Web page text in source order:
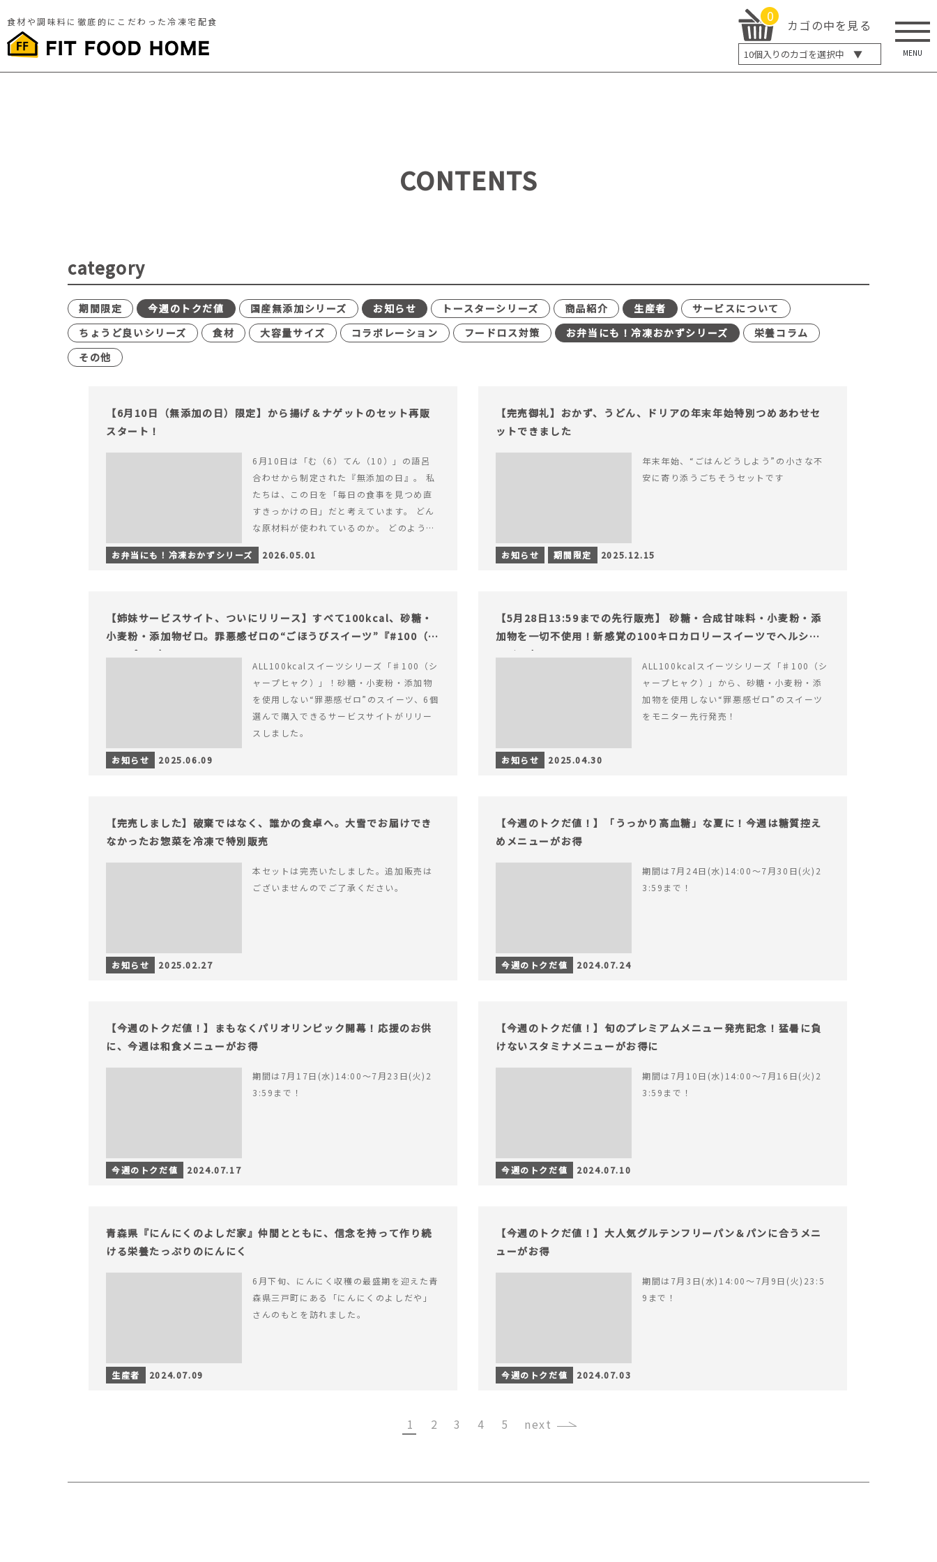
食材や調味料に徹底的にこだわった冷凍宅配食 0
カゴの中を見る
10個入りのカゴを選択中 ▼
5個入り
MENU
CONTENTS
category
期間限定 今週のトクだ値 国産無添加シリーズ お知らせ トースターシリーズ 商品紹介 生産者
サービスについて
ちょうど良いシリーズ
食材 大容量サイズ コラボレーション フードロス対策 お弁当にも！冷凍おかずシリーズ
栄養コラム
その他
【6月10日（無添加の日）限定】から揚げ＆ナゲットのセット再販
スタート！
6月10日は「む（6）てん（10）」の語呂
合わせから制定された『無添加の日』。 私
たちは、この日を「毎日の食事を見つめ直
すきっかけの日」だと考えています。 どん
な原材料が使われているのか。 どのように
つくられているのか。&hellip; 続きを読む
【6月10日（無添加の日）限定】から揚げ
お弁当にも！冷凍おかずシリーズ 2026.05.01
【完売御礼】おかず、うどん、ドリアの年末年始特別つめあわせセ
ットできました
年末年始、“ごはんどうしよう”の小さな不
安に寄り添うごちそうセットです
お知らせ 期間限定 2025.12.15
【姉妹サービスサイト、ついにリリース】すべて100kcal、砂糖・
小麦粉・添加物ゼロ。罪悪感ゼロの“ごほうびスイーツ”『#100（シ
ャープ100）』
ALL100kcalスイーツシリーズ「♯100（シ
ャープヒャク）」！砂糖・小麦粉・添加物
を使用しない“罪悪感ゼロ”のスイーツ、6個
選んで購入できるサービスサイトがリリー
スしました。
お知らせ 2025.06.09
【5月28日13:59までの先行販売】 砂糖・合成甘味料・小麦粉・添
加物を一切不使用！新感覚の100キロカロリースイーツでヘルシー
ライフを。
ALL100kcalスイーツシリーズ「♯100（シ
ャープヒャク）」から、砂糖・小麦粉・添
加物を使用しない“罪悪感ゼロ”のスイーツ
をモニター先行発売！
お知らせ 2025.04.30
【完売しました】破棄ではなく、誰かの食卓へ。大雪でお届けでき
なかったお惣菜を冷凍で特別販売
本セットは完売いたしました。追加販売は
ございませんのでご了承ください。
お知らせ 2025.02.27
【今週のトクだ値！】「うっかり高血糖」な夏に！今週は糖質控え
めメニューがお得
期間は7月24日(水)14:00〜7月30日(火)2
3:59まで！
今週のトクだ値 2024.07.24
【今週のトクだ値！】まもなくパリオリンピック開幕！応援のお供
に、今週は和食メニューがお得
期間は7月17日(水)14:00〜7月23日(火)2
3:59まで！
今週のトクだ値 2024.07.17
【今週のトクだ値！】旬のプレミアムメニュー発売記念！猛暑に負
けないスタミナメニューがお得に
期間は7月10日(水)14:00〜7月16日(火)2
3:59まで！
今週のトクだ値 2024.07.10
青森県『にんにくのよしだ家』仲間とともに、信念を持って作り続
ける栄養たっぷりのにんにく
6月下旬、にんにく収穫の最盛期を迎えた青
森県三戸町にある「にんにくのよしだや」
さんのもとを訪れました。
生産者 2024.07.09
【今週のトクだ値！】大人気グルテンフリーパン＆パンに合うメニ
ューがお得
期間は7月3日(水)14:00〜7月9日(火)23:5
9まで！
今週のトクだ値 2024.07.03
1 2 3 4 5 ›